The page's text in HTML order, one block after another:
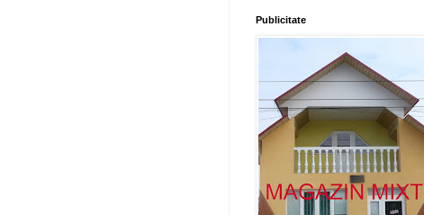
Publicitate